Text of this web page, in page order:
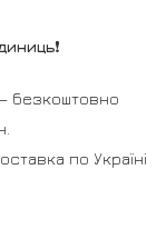
❗️
безкоштовно
по Україні